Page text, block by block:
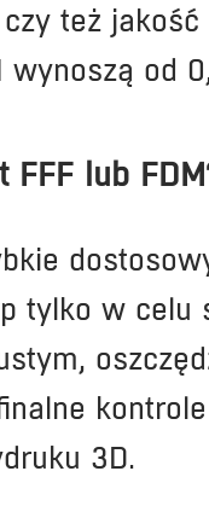
też
wynoszą od
lub
tylko w
3D.